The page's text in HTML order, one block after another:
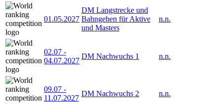
01.05.2027
DM Langstrecke und
Bahngehen für Aktive
und Masters
n.n.
02.07 -
04.07.2027
DM Nachwuchs 1 n.n.
09.07 -
11.07.2027
DM Nachwuchs 2 n.n.